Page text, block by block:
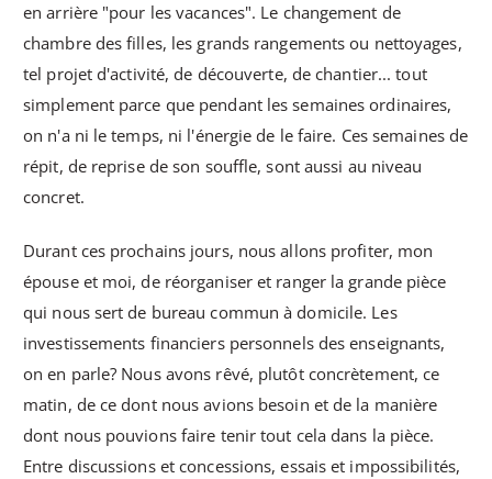
en arrière "pour les vacances". Le changement de
chambre des filles, les grands rangements ou nettoyages,
tel projet d'activité, de découverte, de chantier... tout
simplement parce que pendant les semaines ordinaires,
on n'a ni le temps, ni l'énergie de le faire. Ces semaines de
répit, de reprise de son souffle, sont aussi au niveau
concret.
Durant ces prochains jours, nous allons profiter, mon
épouse et moi, de réorganiser et ranger la grande pièce
qui nous sert de bureau commun à domicile. Les
investissements financiers personnels des enseignants,
on en parle? Nous avons rêvé, plutôt concrètement, ce
matin, de ce dont nous avions besoin et de la manière
dont nous pouvions faire tenir tout cela dans la pièce.
Entre discussions et concessions, essais et impossibilités,